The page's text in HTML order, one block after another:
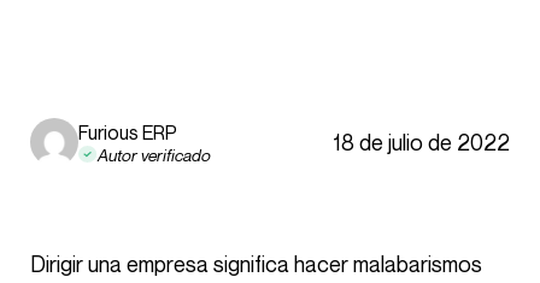
Furious ERP
Autor verificado 18 de julio de 2022
Dirigir una empresa significa hacer malabarismos